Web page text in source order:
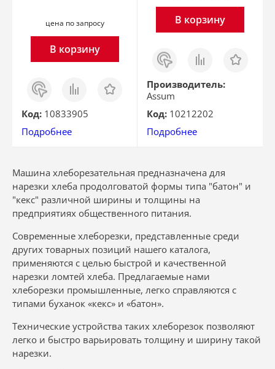
цена по запросу
В корзину
Заказ
в 1
клик
Сравнить Отложить
Код: 10833905
Подробнее
В корзину
Заказ
в 1
клик
Сравнить Отложить
Производитель:
Assum
Код: 10212202
Подробнее
Машина хлеборезательная предназначена для
нарезки хлеба продолговатой формы типа "батон" и
"кекс" различной ширины и толщины на
предприятиях общественного питания.
Современные хлеборезки, представленные среди
других товарных позиций нашего каталога,
применяются с целью быстрой и качественной
нарезки ломтей хлеба. Предлагаемые нами
хлеборезки промышленные, легко справляются с
типами буханок «кекс» и «батон».
Технические устройства таких хлеборезок позволяют
легко и быстро варьировать толщину и ширину такой
нарезки.